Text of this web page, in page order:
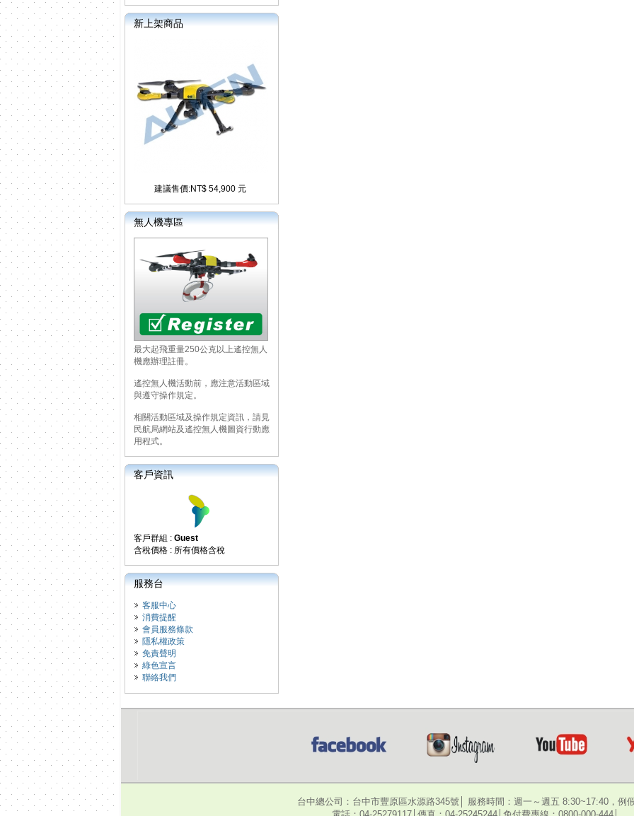
新上架商品
建議售價:NT$ 54,900 元
無人機專區
最大起飛重量250公克以上遙控無人
機應辦理註冊。
遙控無人機活動前，應注意活動區域
與遵守操作規定。
相關活動區域及操作規定資訊，請見
民航局網站及遙控無人機圖資行動應
用程式。
客戶資訊
客戶群組 : Guest
含稅價格 : 所有價格含稅
服務台
客服中心
消費提醒
會員服務條款
隱私權政策
免責聲明
綠色宣言
聯絡我們
台中總公司：台中市豐原區水源路345號│ 服務時間：週一～週五 8:30~17:40，例